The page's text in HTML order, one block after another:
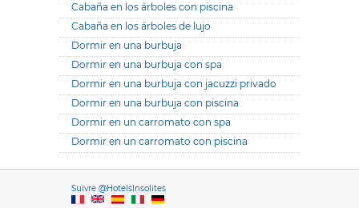
Cabaña en los árboles con piscina
Cabaña en los árboles de lujo
Dormir en una burbuja
Dormir en una burbuja con spa
Dormir en una burbuja con jacuzzi privado
Dormir en una burbuja con piscina
Dormir en un carromato con spa
Dormir en un carromato con piscina
Suivre @HotelsInsolitesVersione